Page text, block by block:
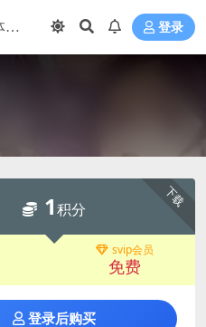
登录
下载
1积分
svip会员
免费
登录后购买